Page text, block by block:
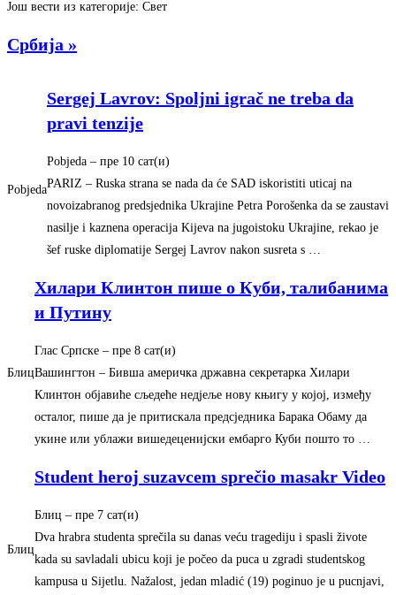
Још вести из категорије: Свет
Србија »
Pobjeda
Sergej Lavrov: Spoljni igrač ne treba da
pravi tenzije
Pobjeda – ‎пре 10 сат(и)‎
PARIZ – Ruska strana se nada da će SAD iskoristiti uticaj na
novoizabranog predsjednika Ukrajine Petra Porošenka da se zaustavi
nasilje i kaznena operacija Kijeva na jugoistoku Ukrajine, rekao je
šef ruske diplomatije Sergej Lavrov nakon susreta s …
Блиц
Хилари Клинтон пише о Куби, талибанима
и Путину
Глас Српске – ‎пре 8 сат(и)‎
Вашингтон – Бивша америчка државна секретарка Хилари
Клинтон објавиће сљедеће недјеље нову књигу у којој, између
осталог, пише да је притискала предсједника Барака Обаму да
укине или ублажи вишедеценијски ембарго Куби пошто то …
Блиц
Student heroj suzavcem sprečio masakr Video
Блиц – ‎пре 7 сат(и)‎
Dva hrabra studenta sprečila su danas veću tragediju i spasli živote
kada su savladali ubicu koji je počeo da puca u zgradi studentskog
kampusa u Sijetlu. Nažalost, jedan mladić (19) poginuo je u pucnjavi,